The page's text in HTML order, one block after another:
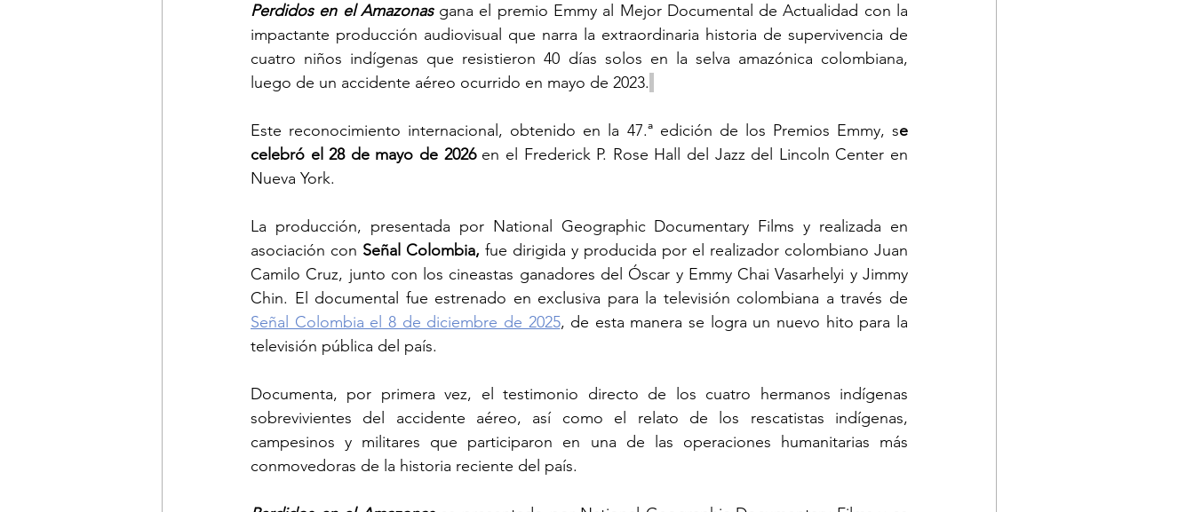
Perdidos en el Amazonas gana el premio Emmy al Mejor Documental de Actualidad con la
impactante producción audiovisual que narra la extraordinaria historia de supervivencia de
cuatro niños indígenas que resistieron 40 días solos en la selva amazónica colombiana,
luego de un accidente aéreo ocurrido en mayo de 2023.
Este reconocimiento internacional, obtenido en la 47.ª edición de los Premios Emmy, se
celebró el 28 de mayo de 2026 en el Frederick P. Rose Hall del Jazz del Lincoln Center en
Nueva York.
La producción, presentada por National Geographic Documentary Films y realizada en
asociación con Señal Colombia, fue dirigida y producida por el realizador colombiano Juan
Camilo Cruz, junto con los cineastas ganadores del Óscar y Emmy Chai Vasarhelyi y Jimmy
Señal Colombia el 8 de diciembre de 2025, de esta manera se logra un nuevo hito para la
televisión pública del país.
Documenta, por primera vez, el testimonio directo de los cuatro hermanos indígenas
sobrevivientes del accidente aéreo, así como el relato de los rescatistas indígenas,
campesinos y militares que participaron en una de las operaciones humanitarias más
conmovedoras de la historia reciente del país.